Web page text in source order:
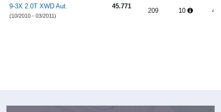
9-3X 2.0T XWD Aut.
(10/2010 - 03/2011)
45.771
209 10